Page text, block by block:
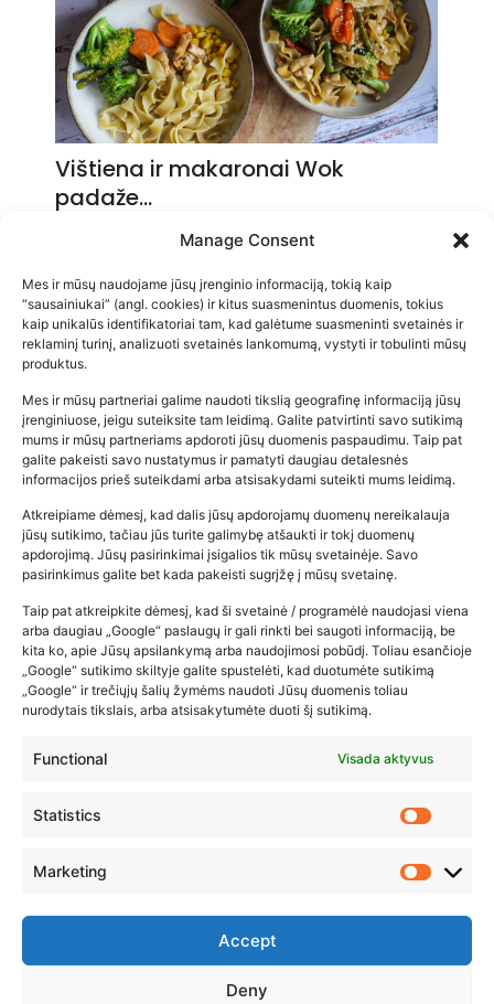
Manage Consent
Mes ir mūsų naudojame jūsų įrenginio informaciją, tokią kaip
“sausainiukai” (angl. cookies) ir kitus suasmenintus duomenis, tokius
kaip unikalūs identifikatoriai tam, kad galėtume suasmeninti svetainės ir
reklaminį turinį, analizuoti svetainės lankomumą, vystyti ir tobulinti mūsų
produktus.
Mes ir mūsų partneriai galime naudoti tikslią geografinę informaciją jūsų
įrenginiuose, jeigu suteiksite tam leidimą. Galite patvirtinti savo sutikimą
mums ir mūsų partneriams apdoroti jūsų duomenis paspaudimu. Taip pat
galite pakeisti savo nustatymus ir pamatyti daugiau detalesnės
informacijos prieš suteikdami arba atsisakydami suteikti mums leidimą.
Atkreipiame dėmesį, kad dalis jūsų apdorojamų duomenų nereikalauja
jūsų sutikimo, tačiau jūs turite galimybę atšaukti ir tokį duomenų
apdorojimą. Jūsų pasirinkimai įsigalios tik mūsų svetainėje. Savo
pasirinkimus galite bet kada pakeisti sugrįžę į mūsų svetainę.
Taip pat atkreipkite dėmesį, kad ši svetainė / programėlė naudojasi viena
arba daugiau „Google“ paslaugų ir gali rinkti bei saugoti informaciją, be
kita ko, apie Jūsų apsilankymą arba naudojimosi pobūdį. Toliau esančioje
„Google“ sutikimo skiltyje galite spustelėti, kad duotumėte sutikimą
„Google“ ir trečiųjų šalių žymėms naudoti Jūsų duomenis toliau
nurodytais tikslais, arba atsisakytumėte duoti šį sutikimą.
Functional Visada aktyvus
Statistics
Marketing
Accept
Deny
Vištiena ir makaronai Wok
padaže…
Populiariausios parduotuvės
kūdikių tyrelės –…
2026-02-22
© 2023 ZUIKIO RECEPTAI VISOS TEISĖS SAUGOMOS